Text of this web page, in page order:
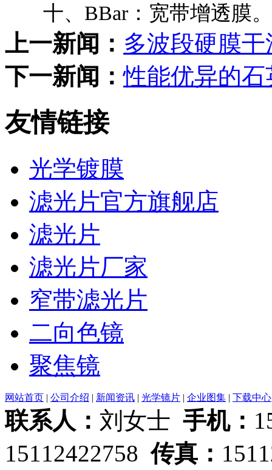
十、BBar：宽带增透膜。
上一新闻： 多波段硬膜
下一新闻：性能优异的
友情链接
光学镀膜
滤光片官方旗舰店
滤光片
滤光片厂家
窄带滤光片
二向色镜
聚焦镜
网站首页 | 公司介绍 | 新闻资讯 | 光学镜片 | 企业图集 | 下载中心
联系人： 刘女士 手机：
15112422758传真：